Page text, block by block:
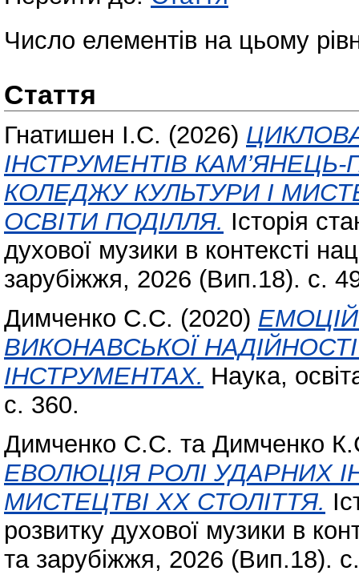
Число елементів на цьому
Стаття
Гнатишен І.С. (2026)
ІНСТРУМЕНТІВ
КОЛЕДЖУ КУЛЬТУРИ І
ОСВІТИ ПОДІЛЛЯ. Історія
духової музики в контексті
зарубіжжя, 2026 (Вип.18). с.
Димченко С.С. (2020)
ВИКОНАВСЬКОЇ
ІНСТРУМЕНТАХ. Наука,
с. 360.
Димченко С.С. та Димченко
ЕВОЛЮЦІЯ РОЛІ УДАРНИХ
МИСТЕЦТВІ XX СТОЛІТТЯ.
розвитку духової музики в
та зарубіжжя, 2026 (Вип.18).